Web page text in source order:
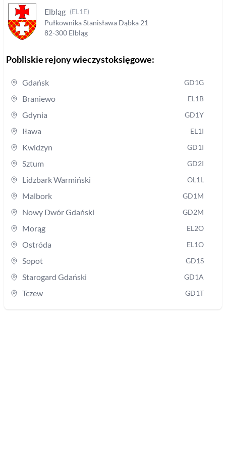
Elbląg (EL1E)
Pułkownika Stanisława Dąbka 21
82-300 Elbląg
Pobliskie rejony wieczystoksięgowe:
Gdańsk GD1G
Braniewo EL1B
Gdynia GD1Y
Iława EL1I
Kwidzyn GD1I
Sztum GD2I
Lidzbark Warmiński OL1L
Malbork GD1M
Nowy Dwór Gdański GD2M
Morąg EL2O
Ostróda EL1O
Sopot GD1S
Starogard Gdański GD1A
Tczew GD1T